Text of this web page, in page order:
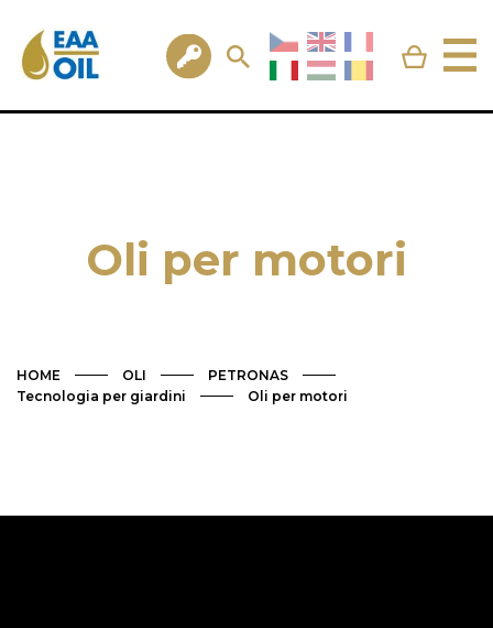
Oli per motori
HOME OLI
PETRONAS
Tecnologia per giardini
Oli per motori